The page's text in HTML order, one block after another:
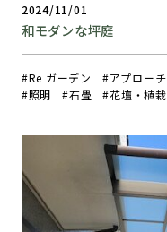
2024/11/01
和モダンな坪庭
Re ガーデン アプローチ
照明
石畳 花壇・植栽